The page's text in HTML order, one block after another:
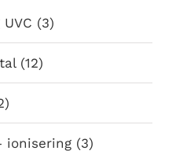
(3)
(12)
ionisering (3)